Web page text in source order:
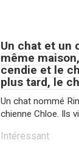
Un chat et un
même
cendie et le
plus tard, le
Un chat nommé
chienne Chloe. Ils
Intéressant